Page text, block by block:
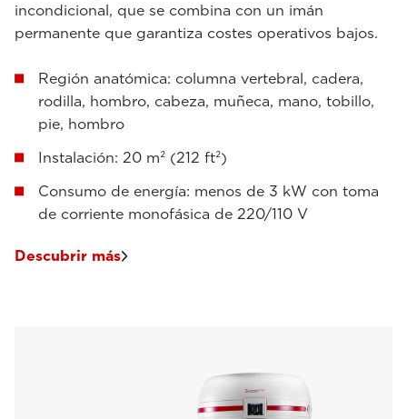
incondicional, que se combina con un imán
permanente que garantiza costes operativos bajos.
Región anatómica: columna vertebral, cadera,
rodilla, hombro, cabeza, muñeca, mano, tobillo,
pie, hombro
Instalación: 20 m² (212 ft²)
Consumo de energía: menos de 3 kW con toma
de corriente monofásica de 220/110 V
Descubrir más